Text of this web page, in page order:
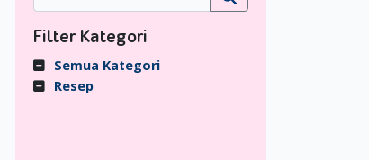
Filter Kategori
Semua Kategori
Resep